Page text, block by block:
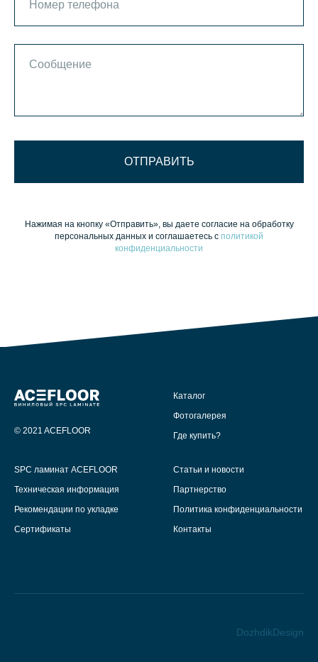
ОТПРАВИТЬ
Нажимая на кнопку «Отправить», вы даете согласие на обработку
персональных данных и соглашаетесь c политикой
конфиденциальности
© 2021 ACEFLOOR
Каталог
Фотогалерея
Где купить?
SPC ламинат ACEFLOOR
Техническая информация
Рекомендации по укладке
Сертификаты
Статьи и новости
Партнерство
Политика конфиденциальности
Контакты
DozhdikDesign